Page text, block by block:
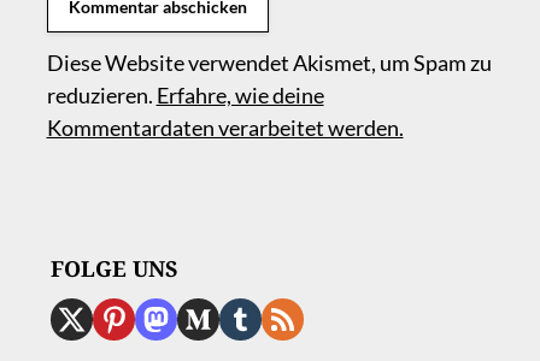
Diese Website verwendet Akismet, um Spam zu
reduzieren. Erfahre, wie deine
Kommentardaten verarbeitet werden.
FOLGE UNS